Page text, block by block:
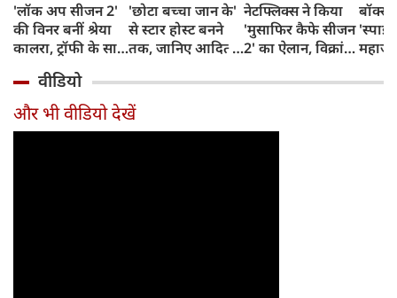
'लॉक अप सीजन 2'
की विनर बनीं श्रेया
कालरा, ट्रॉफी के साथ
प्राइज मनी
'छोटा बच्चा जान के'
से स्टार होस्ट बनने
तक, जानिए आदित्य
सफर
नेटफ्लिक्स ने किया
'मुसाफिर कैफे सीजन
2' का ऐलान, विक्रांत
अधूरी मोहब्बत की
पर
वीडियो
और भी वीडियो देखें